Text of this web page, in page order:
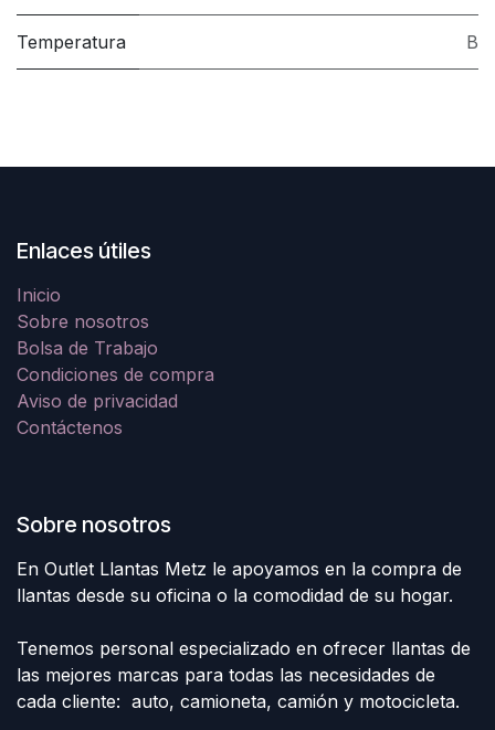
Temperatura B
Enlaces útiles
Inicio
Sobre nosotros
Bolsa de Trabajo
Condiciones de compra
Aviso de privacidad
Contáctenos
Sobre nosotros
En Outlet Llantas Metz le apoyamos en la compra de
llantas desde su oficina o la comodidad de su hogar.
Tenemos personal especializado en ofrecer llantas de
las mejores marcas para todas las necesidades de
cada cliente: auto, camioneta, camión y motocicleta.